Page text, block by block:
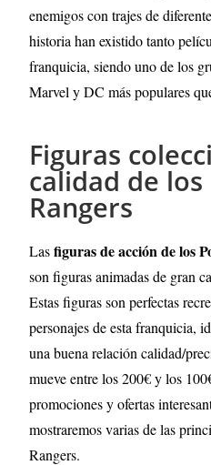
enemigos con trajes de
historia han existido tanto
franquicia, siendo uno de los
Marvel y DC más populares
Figuras
calidad de
Rangers
Lasfiguras de acción de los
son figuras animadas de gran
Estas figuras son perfectas
personajes de esta franquicia,
una buena relación calidad/
mueve entre los 200€ y los
promociones y ofertas
mostraremos varias de las
Rangers.